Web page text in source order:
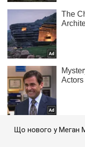
Що нового у Меган